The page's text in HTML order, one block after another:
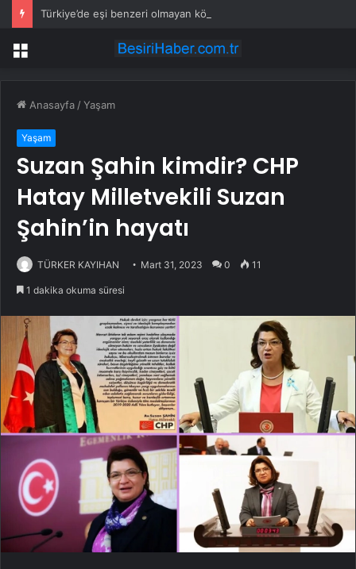
Menü
Anasayfa /Yaşam
Yaşam
Suzan Şahin kimdir? CHP
Hatay Milletvekili Suzan
Şahin’in hayatı
TÜRKER KAYIHAN Mart 31, 2023 0 11
1 dakika okuma süresi